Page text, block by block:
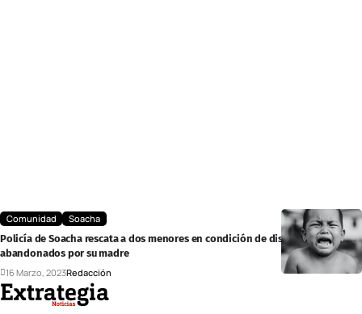
Comunidad
Soacha
Policía de Soacha rescata a dos menores en condición de discapacidad,
abandonados por su madre
16 Marzo, 2023Redacción